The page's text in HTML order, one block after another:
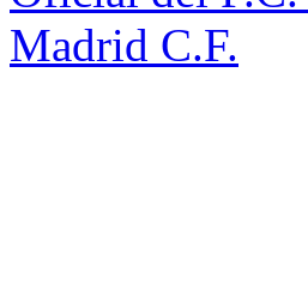
Madrid C.F.